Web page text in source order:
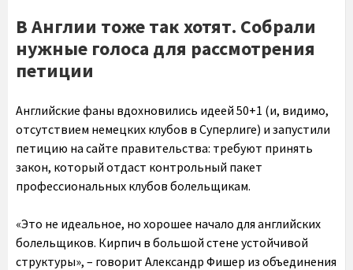
В Англии тоже так хотят. Собрали
нужные голоса для рассмотрения
петиции
Английские фаны вдохновились идеей 50+1 (и, видимо,
отсутствием немецких клубов в Суперлиге) и запустили
петицию на сайте правительства: требуют принять
закон, который отдаст контрольный пакет
профессиональных клубов болельщикам.
«Это не идеальное, но хорошее начало для английских
болельщиков. Кирпич в большой стене устойчивой
структуры», – говорит Александр Фишер из объединения